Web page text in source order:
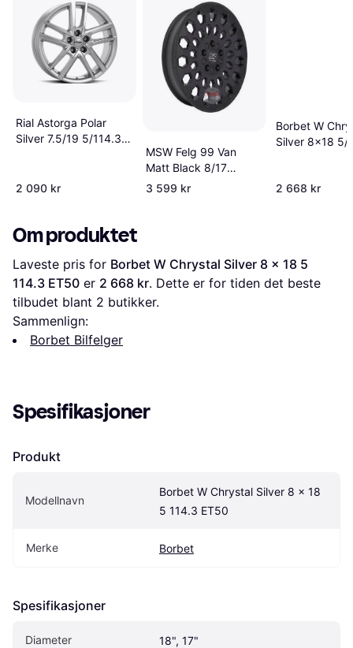
Rial Astorga Polar
Silver 7.5/19 5/114.3
2 090 kr
MSW Felg 99 Van
Matt Black 8/17
5x114,3 ET35
3 599 kr
Borbet W
Silver 8x18 5/
2 668 kr
Om produktet
Laveste pris for Borbet W Chrystal Silver 8 x 18 5
114.3 ET50 er 2 668 kr. Dette er for tiden det beste
tilbudet blant 2 butikker.
Sammenlign:
Borbet Bilfelger
Spesifikasjoner
Produkt
Modellnavn
Borbet W Chrystal Silver 8 x 18
5 114.3 ET50
Merke Borbet
Spesifikasjoner
Diameter 18", 17"